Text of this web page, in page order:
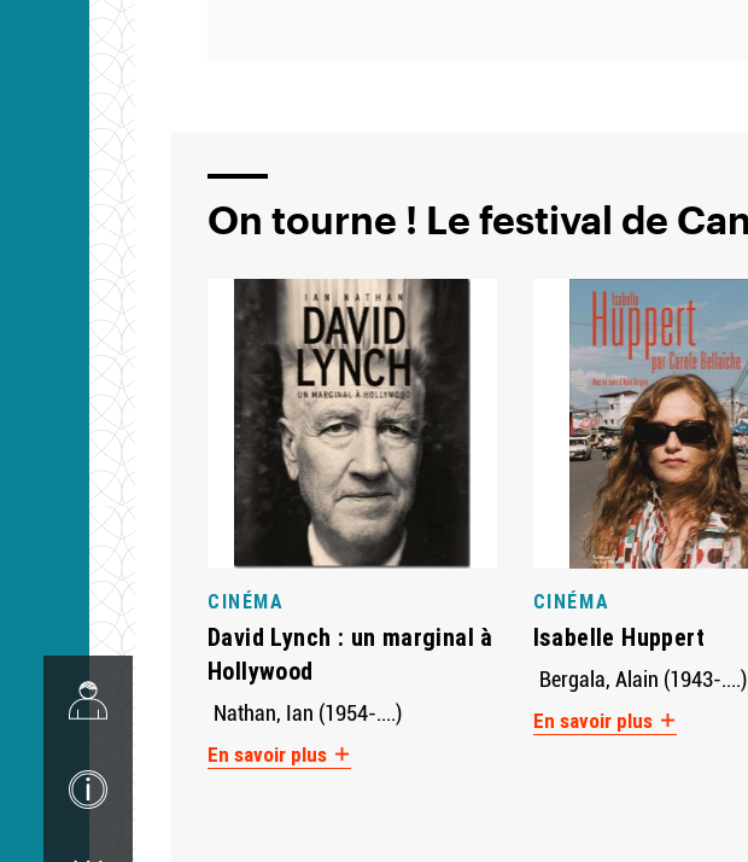
On tourne ! Le festival de
CINÉMA
David Lynch : un marginal à
Hollywood
Nathan, Ian (1954-....)
En savoir plus
CINÉMA
Isabelle Huppert
Bergala, Alain (1943-....)
En savoir plus